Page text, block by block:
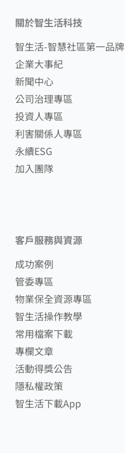
關於智生活科技
智生活-智慧社區第一品牌
企業大事紀
新聞中心
公司治理專區
投資人專區
利害關係人專區
永續ESG
加入團隊
客戶服務與資源
成功案例
管委專區
物業保全資源專區
智生活操作教學
常用檔案下載
專欄文章
活動得獎公告
隱私權政策
智生活下載App